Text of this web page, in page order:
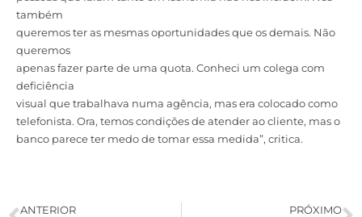
também
queremos ter as mesmas oportunidades que os demais. Não
queremos
apenas fazer parte de uma quota. Conheci um colega com
deficiência
visual que trabalhava numa agência, mas era colocado como
telefonista. Ora, temos condições de atender ao cliente, mas o
banco parece ter medo de tomar essa medida”, critica.
ANTERIOR PRÓXIMO